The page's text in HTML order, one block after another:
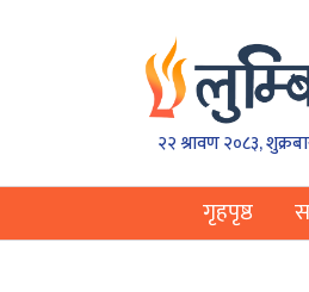
२२ श्रावण २०८३,
गृहपृष्ठ